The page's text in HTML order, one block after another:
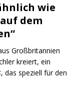
wie
dem
Großbritannien
kreiert, ein
das speziell für den